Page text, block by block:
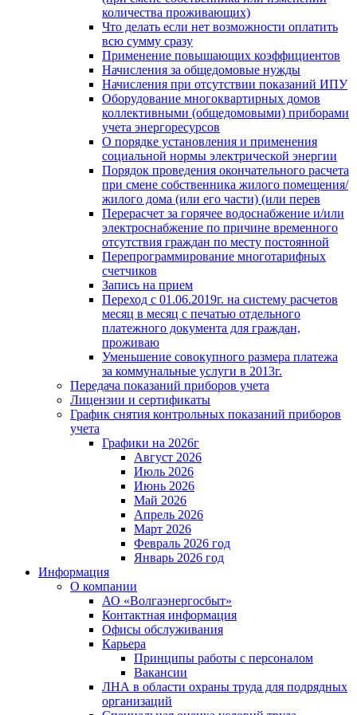
количества проживающих)
Что делать если нет возможности оплатить
всю сумму сразу
Применение повышающих коэффициентов
Начисления за общедомовые нужды
Начисления при отсутствии показаний ИПУ
Оборудование многоквартирных домов
коллективными (общедомовыми) приборами
учета энергоресурсов
О порядке установления и применения
социальной нормы электрической энергии
Порядок проведения окончательного расчета
при смене собственника жилого помещения/
жилого дома (или его части) (или перев
Перерасчет за горячее водоснабжение и/или
электроснабжение по причине временного
отсутствия граждан по месту постоянной
Перепрограммирование многотарифных
счетчиков
Запись на прием
Переход с 01.06.2019г. на систему расчетов
месяц в месяц с печатью отдельного
платежного документа для граждан,
проживаю
Уменьшение совокупного размера платежа
за коммунальные услуги в 2013г.
Передача показаний приборов учета
Лицензии и сертификаты
График снятия контрольных показаний приборов
учета
Графики на 2026г
Август 2026
Июль 2026
Июнь 2026
Май 2026
Апрель 2026
Март 2026
Февраль 2026 год
Январь 2026 год
Информация
О компании
АО «Волгаэнергосбыт»
Контактная информация
Офисы обслуживания
Карьера
Принципы работы с персоналом
Вакансии
ЛНА в области охраны труда для подрядных
организаций